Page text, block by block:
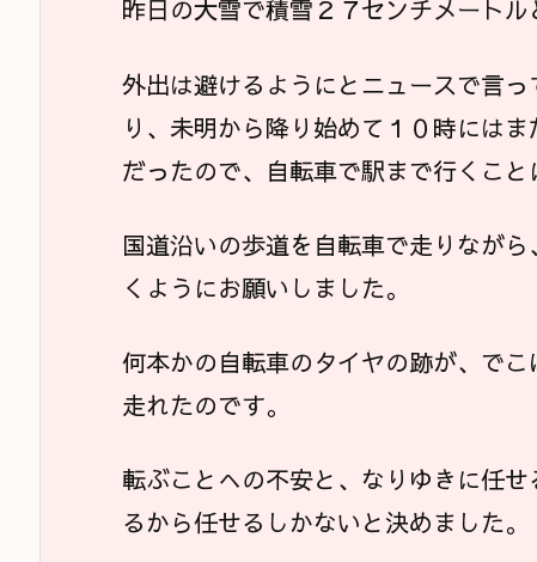
昨日の大雪で積雪２７センチメート
外出は避けるようにとニュースで言
り、未明から降り始めて１０時には
だったので、自転車で駅まで行くこと
国道沿いの歩道を自転車で走りなが
くようにお願いしました。
何本かの自転車のタイヤの跡が、で
走れたのです。
転ぶことへの不安と、なりゆきに任
るから任せるしかないと決めました。